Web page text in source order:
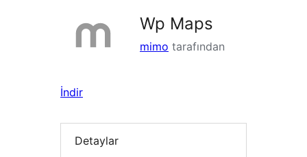
Wp Maps
mimo tarafından
İndir
Detaylar